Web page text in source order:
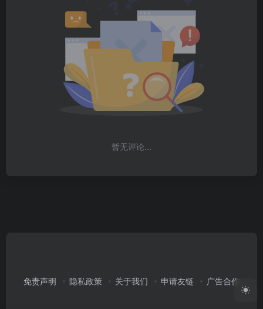
暂无评论...
免责声明 隐私政策 关于我们 申请友链 广告合作